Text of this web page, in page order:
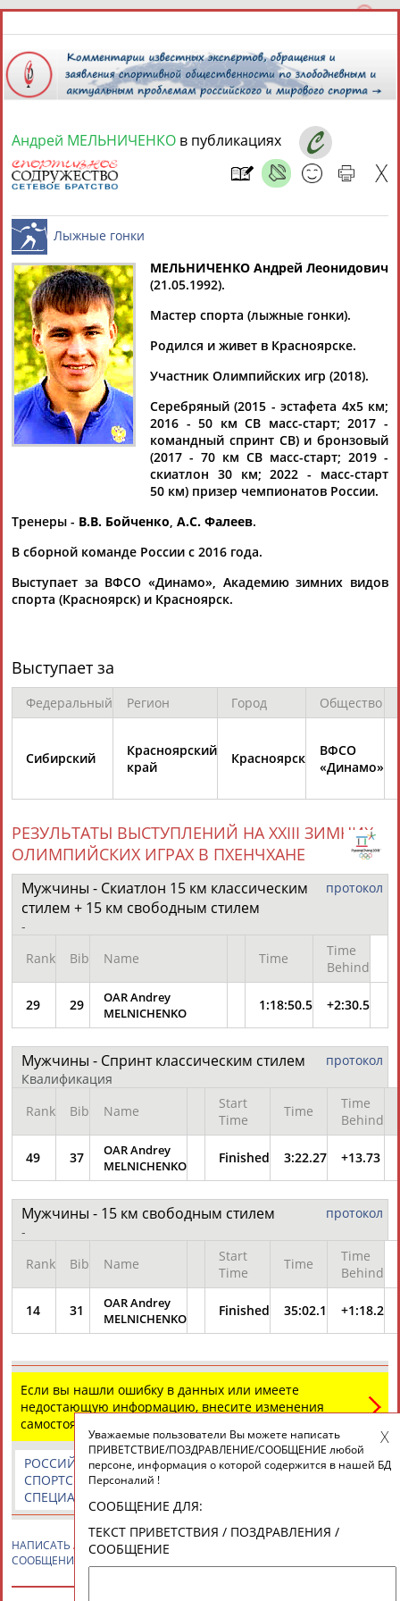
8 августа 2026 года,
СПОРТСМЕНЫ, ТРЕНЕРЫ И СПЕЦИАЛИСТЫ
Найдено: 13181персон Расширенный поиск
Аслаудин
АБАЕВ
Елена
АБАИМОВА
Мария
Юлия
Тамилла
АБАСОВА
Рамазан
АБАЧАРАЕВ
Ростом
АБАШИДЗЕ
Флюра
АББАТЕ-
Татьяна
АББЯСОВА
Акжана
АБДИКАРИМОВА
Артур
Каримжан
АБДУЛАЕВ
АБДУЛАЕВ
АБДУЛАЕВ
АБДУЛАЗИЗОВАБДУЛБЕКОВ
Камалудин
АБДУЛДАУДОВ
Абдула
АБДУЛЖАЛИЛОВ
Магомед
АБДУЛКАГИРОВ
Назир
АБДУЛЛАЕВ
24 персон из 13181
ЕЩЁ ПЕРСОНЫ
ТАБЛО АКТИВНОСТИ
ЦЕЛИ ПРОЕКТА КОНТАКТЫ НАШИ КНОПКИ РЕКЛАМА
Вопросы сотрудничества и совместной деятельности
© Стадион, 1998-2026
Адресов в новостной рассылке: 996
Подпишись
Андрей МЕЛЬНИЧЕНКО в публикациях
Лыжные гонки
МЕЛЬНИЧЕНКО Андрей Леонидович
(21.05.1992).
Мастер спорта (лыжные гонки).
Родился и живет в Красноярске.
Участник Олимпийских игр (2018).
Серебряный (2015 - эстафета 4х5 км;
2016 - 50 км СВ масс-старт; 2017 -
командный спринт СВ) и бронзовый
(2017 - 70 км СВ масс-старт; 2019 -
скиатлон 30 км; 2022 - масс-старт
50 км) призер чемпионатов России.
Тренеры - В.В. Бойченко, А.С. Фалеев.
В сборной команде России с 2016 года.
Выступает за ВФСО «Динамо», Академию зимних видов
спорта (Красноярск) и Красноярск.
Выступает за
Федеральный Регион Город Общество
Сибирский
Красноярский
край
Красноярск
ВФСО
«Динамо»
РЕЗУЛЬТАТЫ ВЫСТУПЛЕНИЙ НА XXIII ЗИМНИХ
ОЛИМПИЙСКИХ ИГРАХ В ПХЕНЧХАНЕ
протокол
Мужчины - Скиатлон 15 км классическим
стилем + 15 км свободным стилем
-
Rank
Bib Name Time
Time
Behind
29 29
OAR Andrey
MELNICHENKO
1:18:50.5 +2:30.5
протокол
Мужчины - Спринт классическим стилем
Квалификация
Rank
Bib Name
Start
Time
Time
Time
Behind
49 37
OAR Andrey
MELNICHENKO
Finished 3:22.27 +13.73
протокол
Мужчины - 15 км свободным стилем
-
Rank
Bib Name
Start
Time
Time
Time
Behind
14 31
OAR Andrey
MELNICHENKO
Finished 35:02.1 +1:18.2
Если вы нашли ошибку в данных или имеете
недостающую информацию, внесите изменения
самостоятельно
СПОРТИВНЫЕ
РОССИЙСКИЕ
СПОРТИВНЫЕ
РОССИЙСКИЕ
СПОРТСМЕНЫ,
СПЕЦИАЛИСТЫ
НАПИСАТЬ Андрей МЕЛЬНИЧЕНКО
СООБЩЕНИЕ
Уважаемые пользователи Вы можете написать
ПРИВЕТСТВИЕ/ПОЗДРАВЛЕНИЕ/СООБЩЕНИЕ любой
персоне, информация о которой содержится в нашей БД
Персоналий !
СООБЩЕНИЕ ДЛЯ:
ТЕКСТ ПРИВЕТСТВИЯ / ПОЗДРАВЛЕНИЯ /
СООБЩЕНИЕ